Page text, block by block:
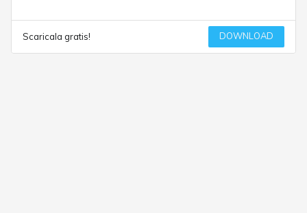
Scaricala gratis! DOWNLOAD